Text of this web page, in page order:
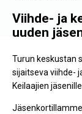
Viihde- ja
uuden
Turun keskustan
sijaitseva viihde-
Keilaajien